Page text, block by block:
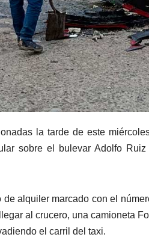
la tarde de este
sobre el bulevar Adolfo
alquiler marcado con el
al crucero, una camioneta
el carril del taxi.